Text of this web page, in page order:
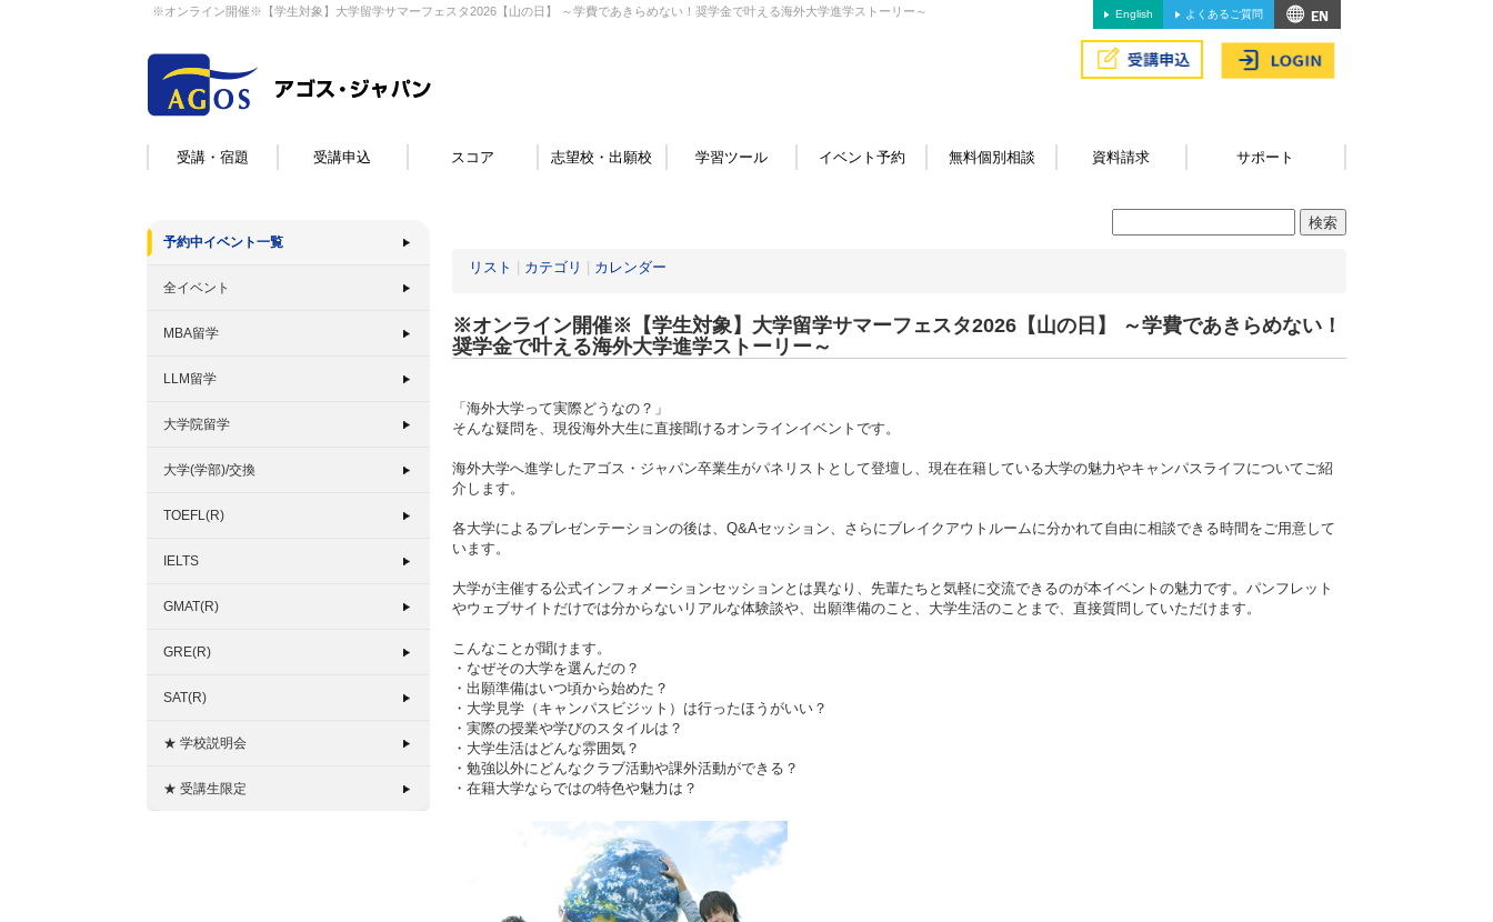
※オンライン開催※【学生対象】大学留学サマーフェスタ2026【山の日】 ～学費であきらめない！奨学金で叶える海外大学進学ストーリー～ English よくあるご質問
受講・宿題 受講申込 スコア 志望校・出願校 学習ツール イベント予約 無料個別相談 資料請求 サポート
予約中イベント一覧
全イベント
MBA留学
LLM留学
大学院留学
大学(学部)/交換
TOEFL(R)
IELTS
GMAT(R)
GRE(R)
SAT(R)
★ 学校説明会
★ 受講生限定
リスト カテゴリ カレンダー
※オンライン開催※【学生対象】大学留学サマーフェスタ2026【山の日】 ～学費であきらめない！
奨学金で叶える海外大学進学ストーリー～
「海外大学って実際どうなの？」
そんな疑問を、現役海外大生に直接聞けるオンラインイベントです。
海外大学へ進学したアゴス・ジャパン卒業生がパネリストとして登壇し、現在在籍している大学の魅力やキャンパスライフについてご紹
介します。
各大学によるプレゼンテーションの後は、Q&Aセッション、さらにブレイクアウトルームに分かれて自由に相談できる時間をご用意して
います。
大学が主催する公式インフォメーションセッションとは異なり、先輩たちと気軽に交流できるのが本イベントの魅力です。パンフレット
やウェブサイトだけでは分からないリアルな体験談や、出願準備のこと、大学生活のことまで、直接質問していただけます。
こんなことが聞けます。
・なぜその大学を選んだの？
・出願準備はいつ頃から始めた？
・大学見学（キャンパスビジット）は行ったほうがいい？
・実際の授業や学びのスタイルは？
・大学生活はどんな雰囲気？
・勉強以外にどんなクラブ活動や課外活動ができる？
・在籍大学ならではの特色や魅力は？